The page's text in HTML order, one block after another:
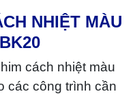
NHIỆT MÀU
cách nhiệt màu
các công trình cần